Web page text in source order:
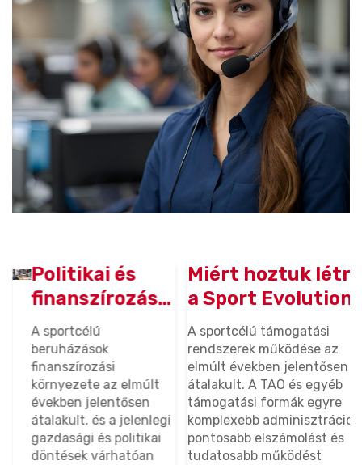
Politikai és
finanszírozási
változások
hatása a
sportcélú
beruházásokra
A sportcélú
beruházások
finanszírozási
környezete az elmúlt
években jelentősen
átalakult, és a jelenlegi
gazdasági és politikai
döntések várhatóan
Miért hoztuk létre
a Sport Evolution
képzéseket – és
miért
kulcsfontosságúak
sportszervezetek
számára?
A sportcélú támogatási
rendszerek működése az
elmúlt években jelentősen
átalakult. A TAO és egyéb
támogatási formák egyre
komplexebb adminisztrációt,
pontosabb elszámolást és
tudatosabb működést